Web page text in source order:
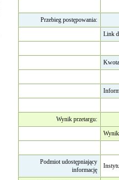
Przebieg postępowania:
Link
Wynik przetargu:
Podmiot udostępniający
informację